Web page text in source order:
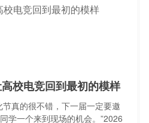
校电竞回到最初的模样
真的很不错，下一届一定要邀
学一个来到现场的机会。”2026